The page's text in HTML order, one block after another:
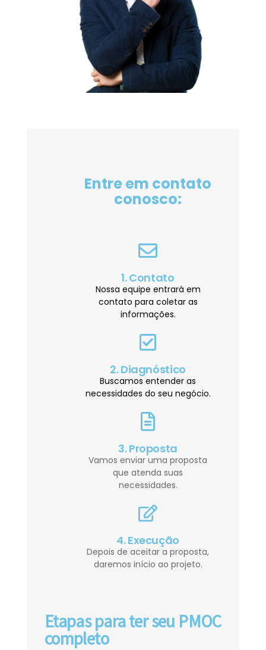
Entre em contato
conosco:
1. Contato
Nossa equipe entrará em
contato para coletar as
informações.
2. Diagnóstico
Buscamos entender as
necessidades do seu negócio.
3. Proposta
Vamos enviar uma proposta
que atenda suas
necessidades.
4. Execução
Depois de aceitar a proposta,
daremos início ao projeto.
Etapas para ter seu PMOC
completo